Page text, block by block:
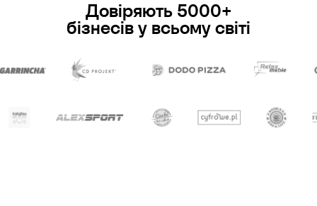
Довіряють 5000+
бізнесів у всьому світі